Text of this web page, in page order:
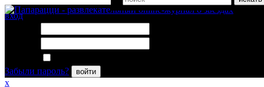
вход
Забыли пароль?
войти
x